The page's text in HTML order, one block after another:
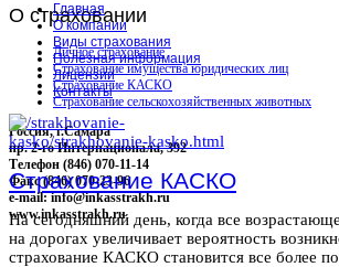
О страховании
Личное страхование
Страхование имущества юридических лиц
Страхование КАСКО
Страхование сельскохозяйственных животных
Россия, г.Самара
пр. 2-го Интернационала, 392
Телефон (846) 070-11-14
Факс (846) 070-23-96
e-mail: info@inkasstrakh.ru
www.inkasstrakh.ru
Главная
О компании
Виды страхования
Полезная информация
Лицензии
Контакты
Страхование КАСКО
На сегодняшний день, когда все
на дорогах увеличивает вероятность
страхование КАСКО становится все более